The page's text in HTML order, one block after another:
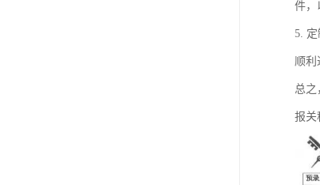
件，
5.
顺利
总之
报关